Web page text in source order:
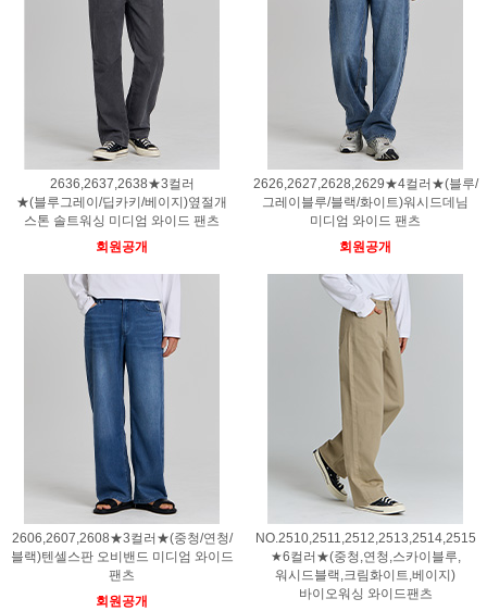
2636,2637,2638★3컬러
★(블루그레이/딥카키/베이지)옆절개
스톤 솔트워싱 미디엄 와이드 팬츠
회원공개
2626,2627,2628,2629★4컬러★(블루/
그레이블루/블랙/화이트)워시드데님
미디엄 와이드 팬츠
회원공개
2606,2607,2608★3컬러★(중청/연청/
블랙)텐셀스판 오비밴드 미디엄 와이드
팬츠
회원공개
NO.2510,2511,2512,2513,2514,2515
★6컬러★(중청,연청,스카이블루,
워시드블랙,크림화이트,베이지)
바이오워싱 와이드팬츠